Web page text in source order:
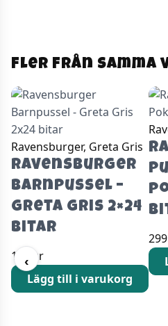
Fler från samma
‹
Ravensburger, Greta Gris
Ravensburger
Barnpussel –
Greta Gris 2×24
bitar
119
kr
Lägg till i varukorg
299